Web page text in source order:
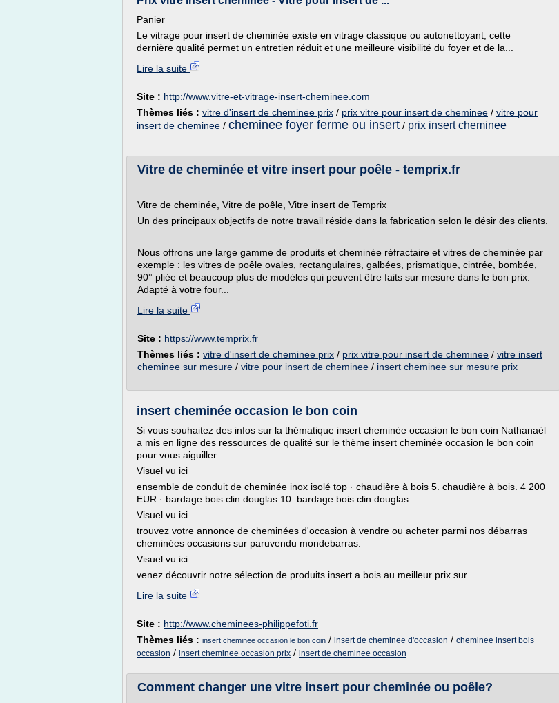
Panier
Le vitrage pour insert de cheminée existe en vitrage classique ou autonettoyant, cette
dernière qualité permet un entretien réduit et une meilleure visibilité du foyer et de la...
Lire la suite
Site : http://www.vitre-et-vitrage-insert-cheminee.com
Thèmes liés : vitre d'insert de cheminee prix / prix vitre pour insert de cheminee / vitre pour
insert de cheminee / cheminee foyer ferme ou insert / prix insert cheminee
Vitre de cheminée et vitre insert pour poêle - temprix.fr
Vitre de cheminée, Vitre de poêle, Vitre insert de Temprix
Un des principaux objectifs de notre travail réside dans la fabrication selon le désir des clients.
Nous offrons une large gamme de produits et cheminée réfractaire et vitres de cheminée par
exemple : les vitres de poêle ovales, rectangulaires, galbées, prismatique, cintrée, bombée,
90° pliée et beaucoup plus de modèles qui peuvent être faits sur mesure dans le bon prix.
Adapté à votre four...
Lire la suite
Site : https://www.temprix.fr
Thèmes liés : vitre d'insert de cheminee prix / prix vitre pour insert de cheminee / vitre insert
cheminee sur mesure / vitre pour insert de cheminee / insert cheminee sur mesure prix
insert cheminée occasion le bon coin
Si vous souhaitez des infos sur la thématique insert cheminée occasion le bon coin Nathanaël
a mis en ligne des ressources de qualité sur le thème insert cheminée occasion le bon coin
pour vous aiguiller.
Visuel vu ici
ensemble de conduit de cheminée inox isolé top · chaudière à bois 5. chaudière à bois. 4 200
EUR · bardage bois clin douglas 10. bardage bois clin douglas.
Visuel vu ici
trouvez votre annonce de cheminées d'occasion à vendre ou acheter parmi nos débarras
cheminées occasions sur paruvendu mondebarras.
Visuel vu ici
venez découvrir notre sélection de produits insert a bois au meilleur prix sur...
Lire la suite
Site : http://www.cheminees-philippefoti.fr
Thèmes liés : insert cheminee occasion le bon coin / insert de cheminee d'occasion / cheminee insert bois
occasion / insert cheminee occasion prix / insert de cheminee occasion
Comment changer une vitre insert pour cheminée ou poêle?